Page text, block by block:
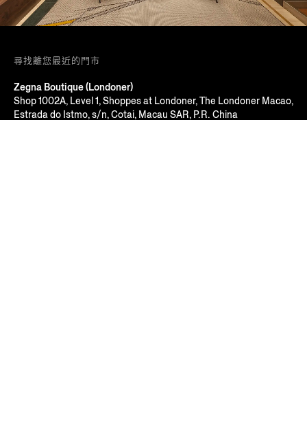
尋找離您最近的門市
Zegna Boutique (Londoner)
Shop 1002A, Level 1, Shoppes at Londoner, The Londoner Macao,
Estrada do Istmo, s/n, Cotai, Macau SAR, P.R. China